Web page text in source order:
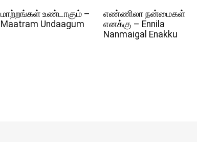
மாற்றங்கள் உண்டாகும் –
Maatram Undaagum
எண்ணிலா நன்மைகள்
எனக்கு – Ennila
Nanmaigal Enakku